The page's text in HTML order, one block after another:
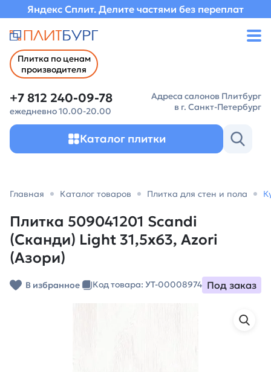
Яндекс Сплит. Делите частями без переплат
Плитка по ценам
производителя
+7 812 240-09-78
ежедневно 10.00-20.00
Адреса салонов Плитбург
в г. Санкт-Петербург
Каталог плитки
Главная Каталог товаров Плитка для стен и пола
Плитка 509041201 Scandi
(Сканди) Light 31,5х63, Azori
(Азори)
В избранное Код товара: УТ-00008974 Под заказ